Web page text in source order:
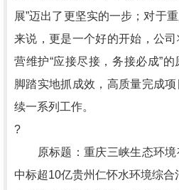
展”迈出了更坚实的一步；对于
来说，更是一个好的开始，公
营维护“应接尽接，务接必成”
脚踏实地抓成效，高质量完成
续一系列工作。
?
原标题：重庆三峡生态环境
中标超10亿贵州仁怀水环境综合